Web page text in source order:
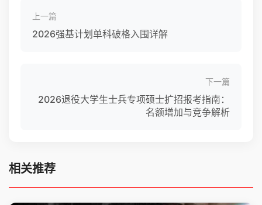
上一篇
2026强基计划单科破格入围详解
下一篇
2026退役大学生士兵专项硕士扩招报考指南：
名额增加与竞争解析
相关推荐